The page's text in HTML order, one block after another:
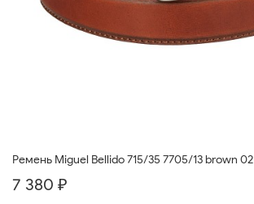
Ремень Miguel Bellido 715/35 7705/13 brown 02
7 380 ₽